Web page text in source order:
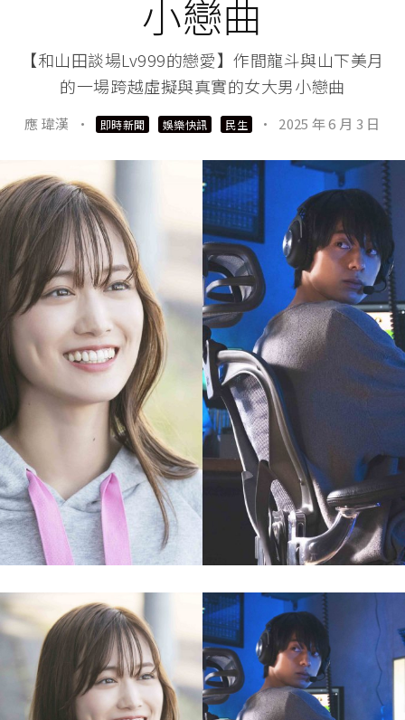
小戀曲
【和山田談場Lv999的戀愛】作間龍斗與山下美月
的一場跨越虛擬與真實的女大男小戀曲
應 瑋漢 · 即時新聞 娛樂快訊 民生 · 2025 年 6 月 3 日